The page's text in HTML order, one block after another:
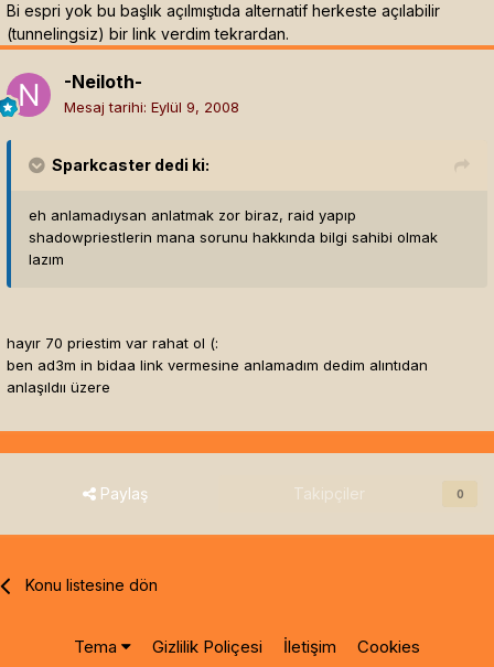
Bi espri yok bu başlık açılmıştıda alternatif herkeste açılabilir
(tunnelingsiz) bir link verdim tekrardan.
-Neiloth-
Mesaj tarihi: Eylül 9, 2008
Sparkcaster dedi ki:
eh anlamadıysan anlatmak zor biraz, raid yapıp
shadowpriestlerin mana sorunu hakkında bilgi sahibi olmak
lazım
hayır 70 priestim var rahat ol (:
ben ad3m in bidaa link vermesine anlamadım dedim alıntıdan
anlaşıldıı üzere
Paylaş Takipçiler 0
Konu listesine dön
Tema Gizlilik Poliçesi İletişim Cookies